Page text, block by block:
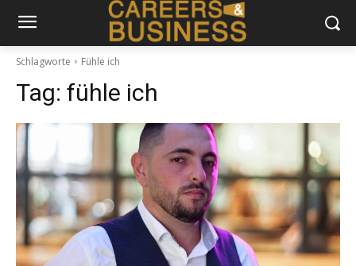
Schlagworte Fühle ich
Tag: fühle ich